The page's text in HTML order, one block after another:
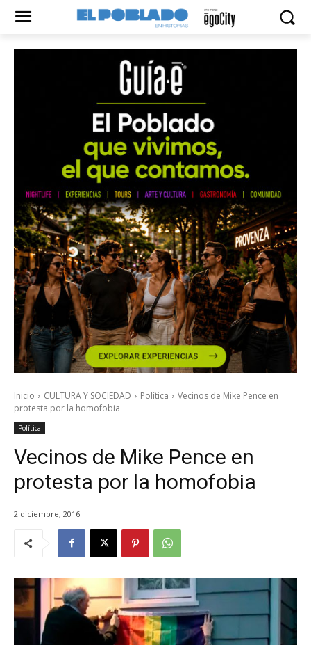
Inicio CULTURA Y SOCIEDAD Política
Vecinos de Mike Pence en
protesta por la homofobia
Política
Vecinos de Mike Pence en
protesta por la homofobia
2 diciembre, 2016